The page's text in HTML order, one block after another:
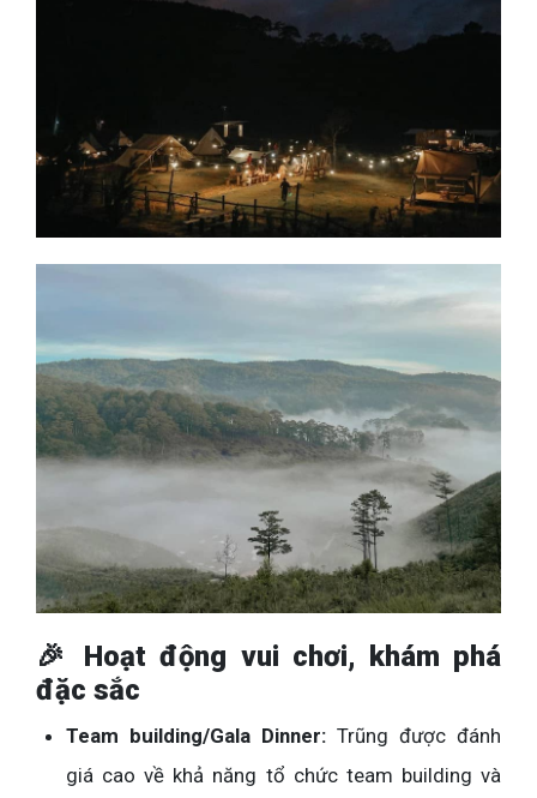
🎉 Hoạt động vui chơi, khám phá
đặc sắc
Team building/Gala Dinner: Trũng được đánh
giá cao về khả năng tổ chức team building và